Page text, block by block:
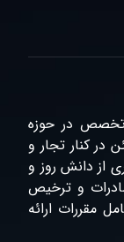
تخصص در حوزه
در کنار تجار و
از دانش روز و
و ترخیص
مقررات ارائه